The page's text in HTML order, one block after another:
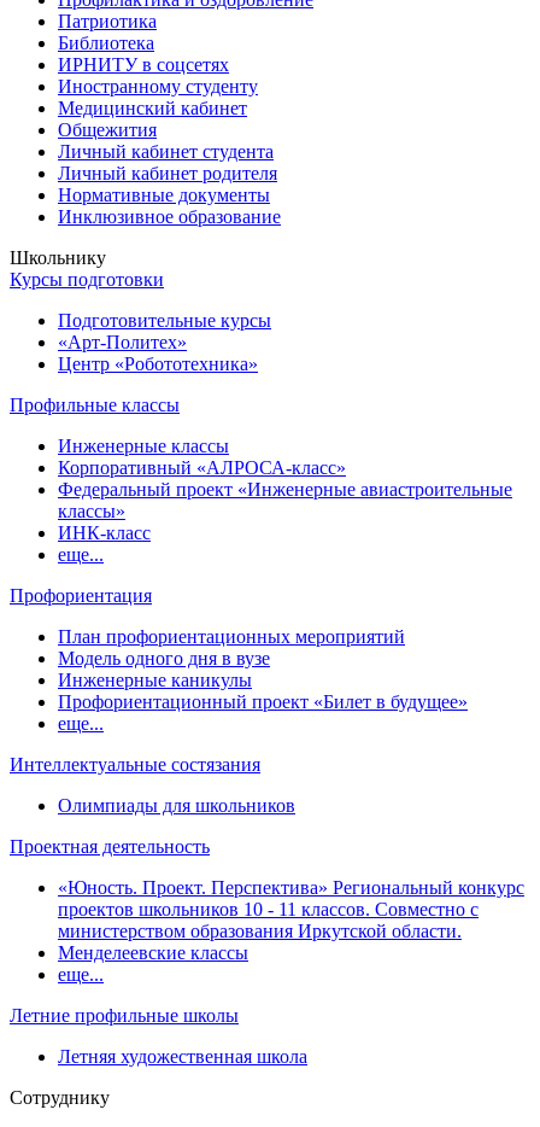
Патриотика
Библиотека
ИРНИТУ в соцсетях
Иностранному студенту
Медицинский кабинет
Общежития
Личный кабинет студента
Личный кабинет родителя
Нормативные документы
Инклюзивное образование
Школьнику
Курсы подготовки
Подготовительные курсы
«Арт-Политех»
Центр «Робототехника»
Профильные классы
Инженерные классы
Корпоративный «АЛРОСА-класс»
Федеральный проект «Инженерные авиастроительные
классы»
ИНК-класс
еще...
Профориентация
План профориентационных мероприятий
Модель одного дня в вузе
Инженерные каникулы
Профориентационный проект «Билет в будущее»
еще...
Интеллектуальные состязания
Олимпиады для школьников
Проектная деятельность
«Юность. Проект. Перспектива» Региональный конкурс
проектов школьников 10 - 11 классов. Совместно с
министерством образования Иркутской области.
Менделеевские классы
еще...
Летние профильные школы
Летняя художественная школа
Сотруднику